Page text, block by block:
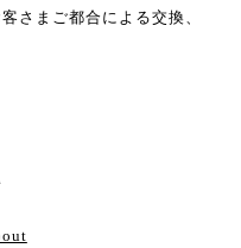
さまご都合による交換、